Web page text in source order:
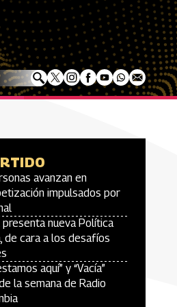
avanzan en
impulsados por
presenta nueva Política
de cara a los desafíos
aquí” y “Vacía”
la semana de Radio